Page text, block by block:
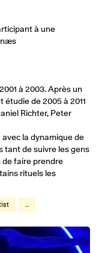
à une
à 2003. Après un
de 2005 à 2011
Richter, Peter
la dynamique de
tant de suivre les gens
de faire prendre
rituels les
...